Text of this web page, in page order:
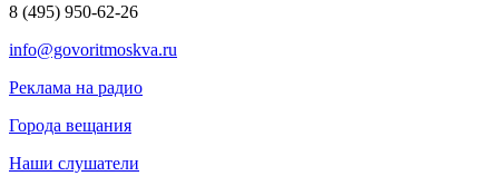
8 (495) 950-62-26
info@govoritmoskva.ru
Реклама на радио
Города вещания
Наши слушатели